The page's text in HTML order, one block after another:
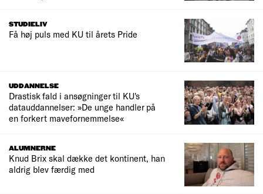
STUDIELIV
Få høj puls med KU til årets Pride
UDDANNELSE
Drastisk fald i ansøgninger til KU's
datauddannelser: »De unge handler på
en forkert mavefornemmelse«
ALUMNERNE
Knud Brix skal dække det kontinent, han
aldrig blev færdig med